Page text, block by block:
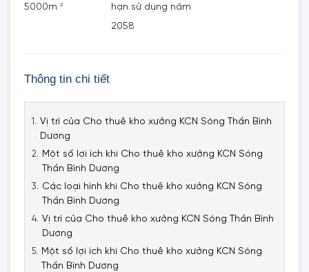
5000m 2
hạn sử dụng năm
2058
Thông tin chi tiết
Vị trí của Cho thuê kho xưởng KCN Sóng Thần Bình
Dương
Một số lợi ích khi Cho thuê kho xưởng KCN Sóng
Thần Bình Dương
Các loại hình khi Cho thuê kho xưởng KCN Sóng
Thần Bình Dương
Vị trí của Cho thuê kho xưởng KCN Sóng Thần Bình
Dương
Một số lợi ích khi Cho thuê kho xưởng KCN Sóng
Thần Bình Dương